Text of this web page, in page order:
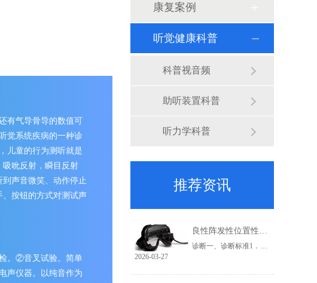
有气导骨导的数值可
觉系统疾病的一种诊
儿童的行为测听就是
吮反射，瞬目反射
声音微笑、动作停止
按钮的方式对测试声
。②音叉试验。简单
声仪器。以纯音作为
康复案例
听觉健康科普
科普视音频
助听装置科普
听力学科普
推荐资讯
良性阵发性位置性眩晕诊断治疗指南（2017 中国）之二_副本_副本_副本_副本_副本_副本_副本
诊断一、诊断标准1．相对于重力方向改变头位后出现反复发作的、短暂的眩晕或头晕(通常持续不超过1min)。2．位置试验中出现眩晕及特征性位置性眼震。3．排除其他疾病，如前庭性偏头痛、前庭阵发症、中枢性位置性眩晕、梅尼埃病、前庭神经炎、迷路炎、上半规管裂综合征、后循环缺血、体位性低血压、心理精神源性眩晕等。
2026-03-27